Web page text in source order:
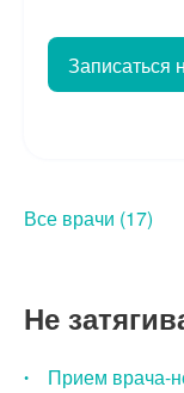
Записаться
Все врачи (17)
Не
Прием врача-